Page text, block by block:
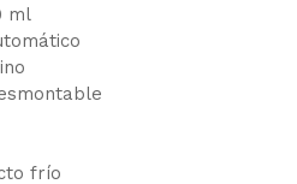
ml
frío